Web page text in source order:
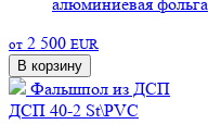
от 2 500 EUR
В корзину
Фальшпол из ДСП
ДСП 40-2 St\PVC